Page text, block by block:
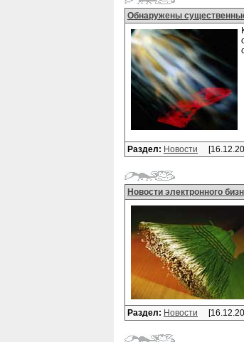
Обнаружены
Раздел: Новости
Новости электронного
Раздел: Новости